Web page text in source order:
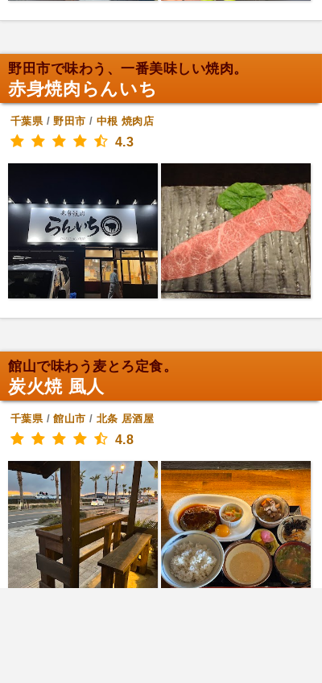
野田市で味わう、一番美味しい焼肉。
赤身焼肉らんいち
千葉県/野田市 / 中根 焼肉店
4.3
館山で味わう麦とろ定食。
炭火焼 風人
千葉県/館山市 / 北条 居酒屋
4.8